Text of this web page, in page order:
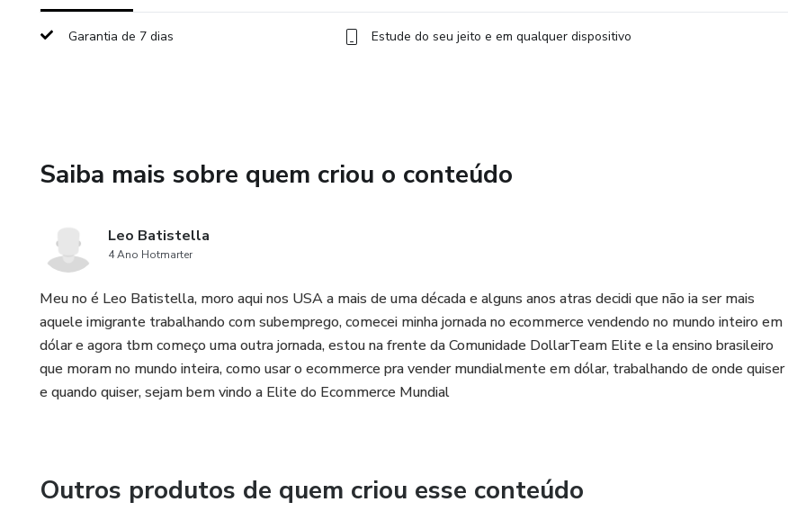
Garantia de 7 dias Estude do seu jeito e em qualquer dispositivo
Saiba mais sobre quem criou o conteúdo
Leo Batistella
4 Ano Hotmarter
Meu no é Leo Batistella, moro aqui nos USA a mais de uma década e alguns anos atras decidi que não ia ser mais
aquele imigrante trabalhando com subemprego, comecei minha jornada no ecommerce vendendo no mundo inteiro em
dólar e agora tbm começo uma outra jornada, estou na frente da Comunidade DollarTeam Elite e la ensino brasileiro
que moram no mundo inteira, como usar o ecommerce pra vender mundialmente em dólar, trabalhando de onde quiser
e quando quiser, sejam bem vindo a Elite do Ecommerce Mundial
Outros produtos de quem criou esse conteúdo